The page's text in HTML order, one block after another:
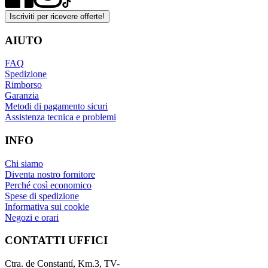
Iscriviti per ricevere offerte!
AIUTO
FAQ
Spedizione
Rimborso
Garanzia
Metodi di pagamento sicuri
Assistenza tecnica e problemi
INFO
Chi siamo
Diventa nostro fornitore
Perché così economico
Spese di spedizione
Informativa sui cookie
Negozi e orari
CONTATTI UFFICI
Ctra. de Constantí, Km.3, TV-